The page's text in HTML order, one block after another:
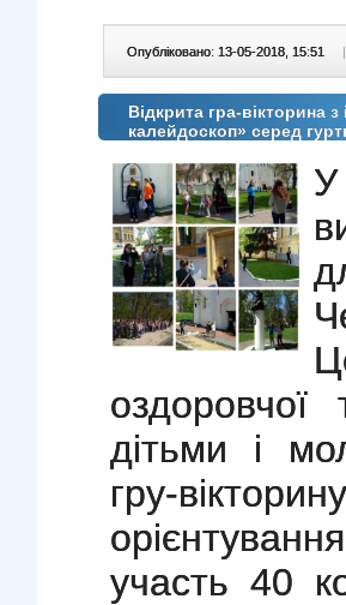
Опубліковано: 13-05-2018, 15:51 |
Відкрита гра-вікторина
калейдоскоп» серед
дітьми і
гру-
участь 40